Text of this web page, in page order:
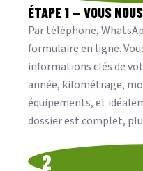
ÉTAPE 1 — VOUS
Par téléphone,
formulaire en ligne.
informations clés de
année, kilométrage,
équipements, et
dossier est complet,
2